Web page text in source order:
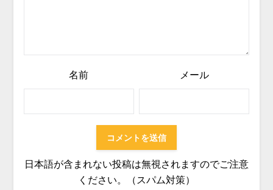
名前 メール
日本語が含まれない投稿は無視されますのでご注意
ください。（スパム対策）